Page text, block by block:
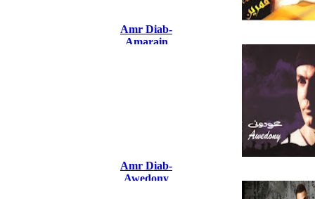
Amr Diab-
Amarain
Amr Diab-
Awedony